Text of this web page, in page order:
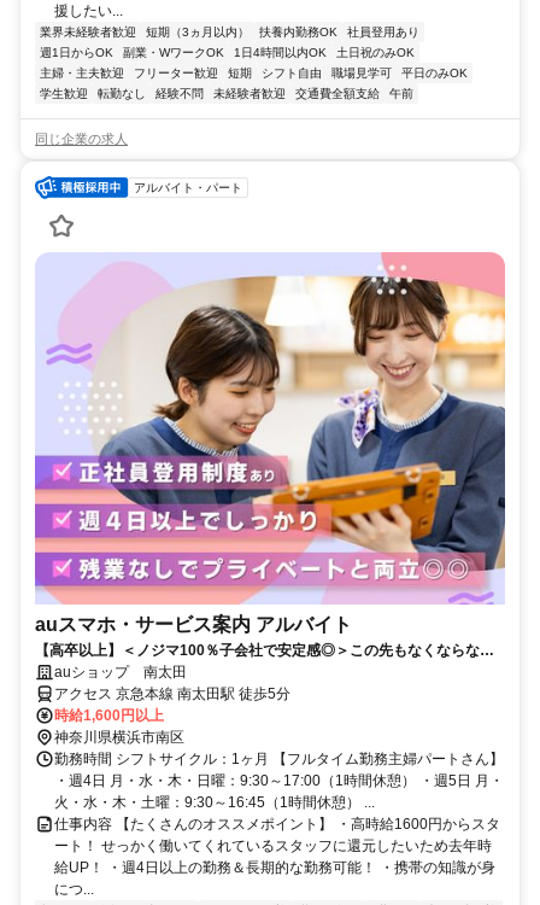
援したい...
業界未経験者歓迎 短期（3ヵ月以内） 扶養内勤務OK
社員登用あり
週1日からOK
副業・WワークOK 1日4時間以内OK
土日祝のみOK
主婦・主夫歓迎
フリーター歓迎 短期 シフト自由 職場見学可
平日のみOK
学生歓迎
転勤なし 経験不問 未経験者歓迎 交通費全額支給 午前
同じ企業の求人
アルバイト・パート
auスマホ・サービス案内 アルバイト
【高卒以上】＜ノジマ100％子会社で安定感◎＞この先もなくならない
知識が身に付く！
auショップ 南太田
アクセス 京急本線 南太田駅 徒歩5分
時給1,600円以上
神奈川県横浜市南区
勤務時間 シフトサイクル：1ヶ月 【フルタイム勤務主婦パートさん】
・週4日 月・水・木・日曜：9:30～17:00（1時間休憩） ・週5日 月・
火・水・木・土曜：9:30～16:45（1時間休憩） ...
仕事内容 【たくさんのオススメポイント】 ・高時給1600円からスタ
ート！ せっかく働いてくれているスタッフに還元したいため去年時
給UP！ ・週4日以上の勤務＆長期的な勤務可能！ ・携帯の知識が身
につ...